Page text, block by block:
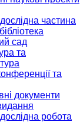
частина
сад
та
та
документи
робота